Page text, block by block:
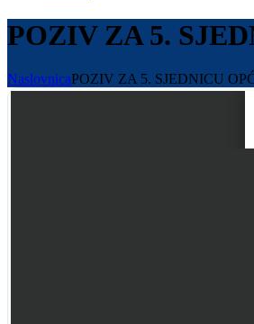
POZIV ZA 5.
NaslovnicaPOZIV ZA 5. SJEDNICU